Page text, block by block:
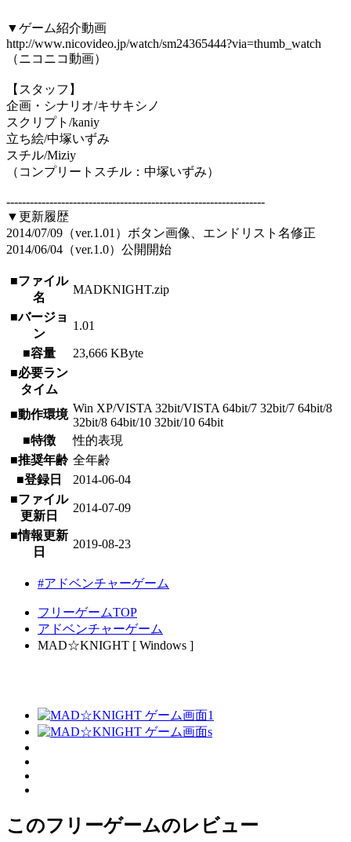
▼ゲーム紹介動画
http://www.nicovideo.jp/watch/sm24365444?via=thumb_watch
（ニコニコ動画）
【スタッフ】
企画・シナリオ/キサキシノ
スクリプト/kaniy
立ち絵/中塚いずみ
スチル/Miziy
（コンプリートスチル：中塚いずみ）
------------------------------------------------------------------
▼更新履歴
2014/07/09（ver.1.01）ボタン画像、エンドリスト名修正
2014/06/04（ver.1.0）公開開始
■ファイル
名
MADKNIGHT.zip
■バージョ
ン
1.01
■容量
23,666 KByte
■必要ラン
タイム
■動作環境 Win XP/VISTA 32bit/VISTA 64bit/7 32bit/7 64bit/8
32bit/8 64bit/10 32bit/10 64bit
■特徴
性的表現
■推奨年齢 全年齢
■登録日
2014-06-04
■ファイル
更新日
2014-07-09
■情報更新
日
2019-08-23
#アドベンチャーゲーム
フリーゲームTOP
アドベンチャーゲーム
MAD☆KNIGHT [ Windows ]
このフリーゲームのレビュー